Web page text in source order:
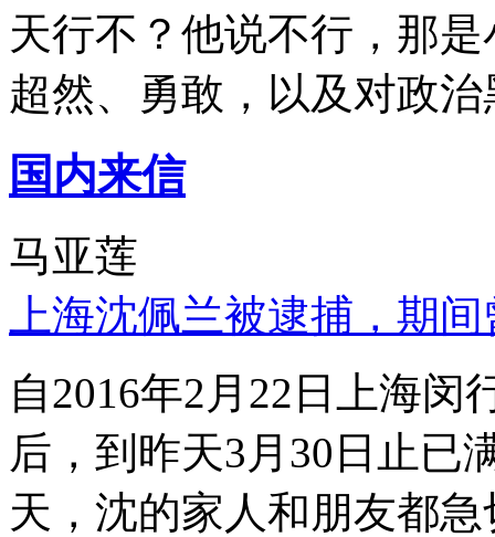
天行不？他说不行，那
超然、勇敢，以及对政
国内来信
马亚莲
上海沈佩兰被逮捕，期
自2016年2月22日上海
后，到昨天3月30日止已
天，沈的家人和朋友都